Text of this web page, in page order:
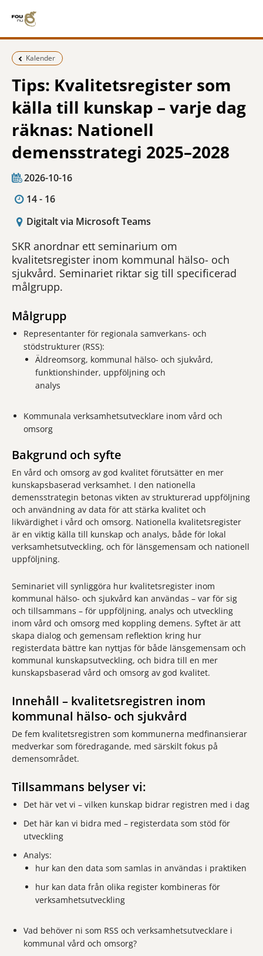
Föregående sida:
Kalender
Tips: Kvalitetsregister som
källa till kunskap – varje dag
räknas: Nationell
demensstrategi 2025–2028
2026-10-16
14 - 16
Digitalt via Microsoft Teams
SKR anordnar ett seminarium om
kvalitetsregister inom kommunal hälso- och
sjukvård. Seminariet riktar sig till specificerad
målgrupp.
Målgrupp
Representanter för regionala samverkans- och
stödstrukturer (RSS):
Äldreomsorg, kommunal hälso- och sjukvård,
funktionshinder, uppföljning och
analys
Kommunala verksamhetsutvecklare inom vård och
omsorg
Bakgrund och syfte
En vård och omsorg av god kvalitet förutsätter en mer
kunskapsbaserad verksamhet. I den nationella
demensstrategin betonas vikten av strukturerad uppföljning
och användning av data för att stärka kvalitet och
likvärdighet i vård och omsorg. Nationella kvalitetsregister
är en viktig källa till kunskap och analys, både för lokal
verksamhetsutveckling, och för länsgemensam och nationell
uppföljning.
Seminariet vill synliggöra hur kvalitetsregister inom
kommunal hälso- och sjukvård kan användas – var för sig
och tillsammans – för uppföljning, analys och utveckling
inom vård och omsorg med koppling demens. Syftet är att
skapa dialog och gemensam reflektion kring hur
registerdata bättre kan nyttjas för både länsgemensam och
kommunal kunskapsutveckling, och bidra till en mer
kunskapsbaserad vård och omsorg av god kvalitet.
Innehåll – kvalitetsregistren inom
kommunal hälso- och sjukvård
De fem kvalitetsregistren som kommunerna medfinansierar
medverkar som föredragande, med särskilt fokus på
demensområdet.
Tillsammans belyser vi:
Det här vet vi – vilken kunskap bidrar registren med i dag
Det här kan vi bidra med – registerdata som stöd för
utveckling
Analys:
hur kan den data som samlas in användas i praktiken
hur kan data från olika register kombineras för
verksamhetsutveckling
Vad behöver ni som RSS och verksamhetsutvecklare i
kommunal vård och omsorg?